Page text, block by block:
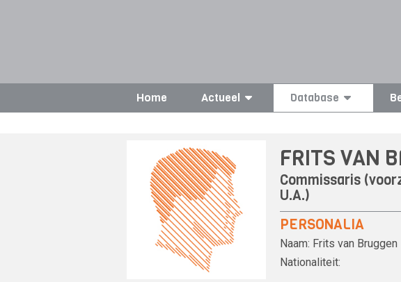
Home Actueel Database
FRITS VAN
Commissaris
U.A.)
PERSONALIA
Naam: Frits van Bruggen
Nationaliteit: